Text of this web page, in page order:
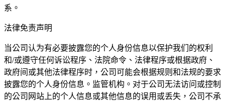
系。
法律免责声明
当公司认为有必要披露您的个人身份信息以保护我们的权利
和/或遵守任何诉讼程序、法院命令、法律程序或根据政府、
政府间或其他法律程序时，公司可能会根据规则和法规的要求
披露您的个人身份信息。监管机构。对于公司无法访问或控制
的公司网站上的个人信息或其他信息的误用或丢失，公司不承